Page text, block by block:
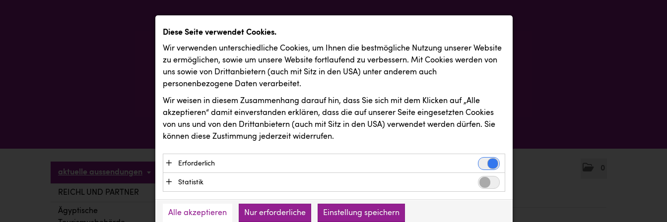
0
aktuelle aussendungen
REICHL UND PARTNER
Ägyptische
Diese Seite verwendet Cookies.
Wir verwenden unterschiedliche Cookies, um Ihnen die best­mögliche Nutzung unserer Website
zu ermöglichen, sowie um unsere Website fortlaufend zu verbessern. Mit Cookies werden von
uns sowie von Drittanbietern (auch mit Sitz in den USA) unter anderem auch
personenbezogene Daten verarbeitet.
Wir weisen in diesem Zusammenhang darauf hin, dass Sie sich mit dem Klicken auf „Alle
akzeptieren“ damit ein­ver­standen erklären, dass die auf unserer Seite eingesetzten Cookies
von uns und von den Drittanbietern (auch mit Sitz in den USA) verwendet werden dürfen. Sie
können diese Zustimmung jederzeit widerrufen.
Erforderlich
Essenzielle Cookies ermöglichen grundlegende Funktionen und sind für die einwandfreie
Funktion der Website erforderlich. Diese Cookies speichern keine personenbezogenen
Daten und werden an keine Dritten übermittelt.
Anbieter: Eigentümer der Website (Erstanbieter)
Statistik
verstehen, wie unsere Besucher unsere Website nutzen.
Alle akzeptieren Nur erforderliche Einstellung speichern